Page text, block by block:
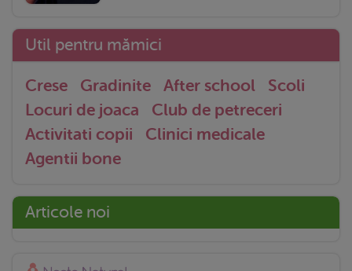
Util pentru mămici
Crese Gradinite After school
Scoli
Locuri de joaca
Club de petreceri
Activitati copii
Clinici medicale
Agentii bone
Articole noi